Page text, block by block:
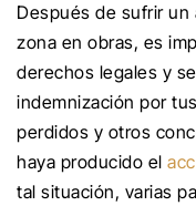
Después de sufrir
zona en obras, es
derechos legales y
indemnización por
perdidos y otros
haya producido el
tal situación, varias